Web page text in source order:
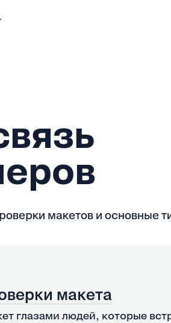
макетов и основные
макета
глазами людей, которые